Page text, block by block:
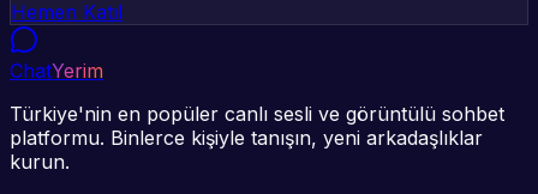
Hemen Katıl
ChatYerim
Türkiye'nin en popüler canlı sesli ve görüntülü sohbet
platformu. Binlerce kişiyle tanışın, yeni arkadaşlıklar
kurun.